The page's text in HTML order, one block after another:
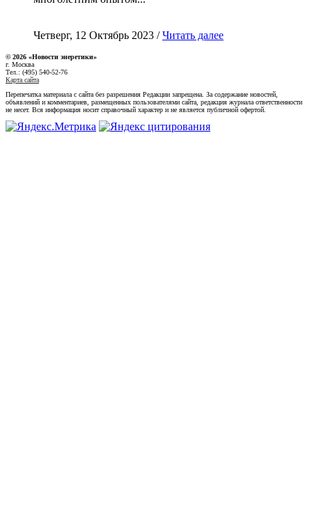
Четверг, 12 Октябрь 2023 /Читать далее
© 2026 «Новости энеретики»
г. Москва
Тел.: (495) 540-52-76
Карта сайта
Перепечатка материала с сайта без разрешения Редакции запрещена. За содержание новостей,
объявлений и комментариев, размещенных пользователями сайта, редакция журнала ответственности
не несет. Вся информация носит справочный характер и не является публичной офертой.